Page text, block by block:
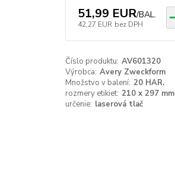
51,99 EUR/BAL.
42,27 EUR bez DPH
Číslo produktu: AV601320
Výrobca: Avery Zweckform
Množstvo v balení: 20 HAR.
rozmery etikiet: 210 x 297 mm
určenie: laserová tlač